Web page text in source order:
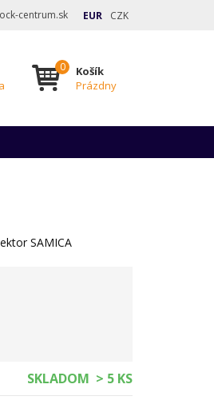
centrum.sk EUR CZK
Košík
Prázdny
SAMICA
SKLADOM > 5 KS